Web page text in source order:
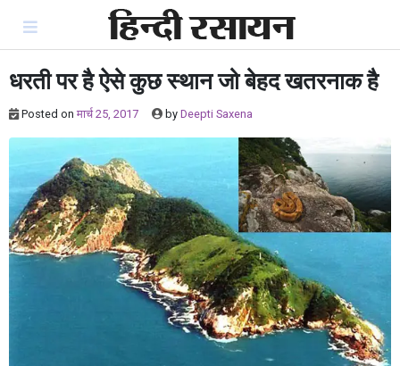
content
धरती पर है ऐसे कुछ स्थान जो बेहद खतरनाक है
Posted on मार्च 25, 2017 by Deepti Saxena